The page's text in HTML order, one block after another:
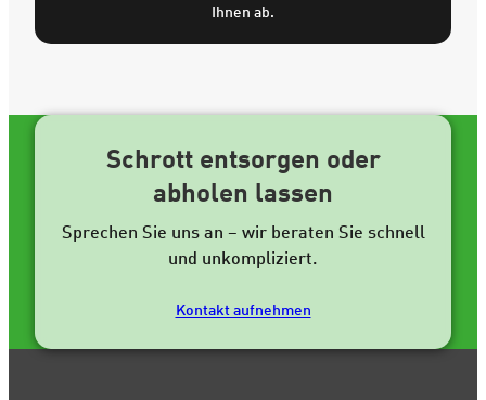
Ihnen ab.
Schrott entsorgen oder
abholen lassen
Sprechen Sie uns an – wir beraten Sie schnell
und unkompliziert.
Kontakt aufnehmen